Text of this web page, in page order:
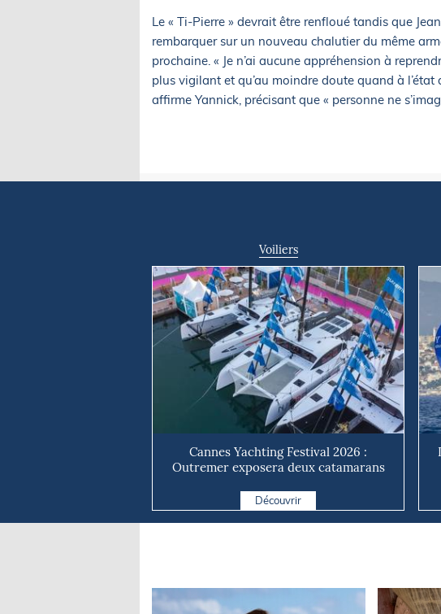
Le « Ti-Pierre » devrait être renfloué tandis que
rembarquer sur un nouveau chalutier du même
prochaine. « Je n’ai aucune appréhension à
plus vigilant et qu’au moindre doute quand à l’état
affirme Yannick, précisant que « personne ne
Voiliers
Cannes Yachting Festival 2026 :
Outremer exposera deux catamarans
Découvrir